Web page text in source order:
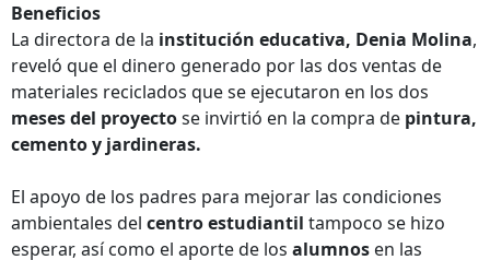
Beneficios
La directora de la institución educativa, Denia Molina,
reveló que el dinero generado por las dos ventas de
materiales reciclados que se ejecutaron en los dos
meses del proyectose invirtió en la compra de pintura,
cemento y jardineras.
El apoyo de los padres para mejorar las condiciones
ambientales del centro estudiantil tampoco se hizo
esperar, así como el aporte de los alumnos en las